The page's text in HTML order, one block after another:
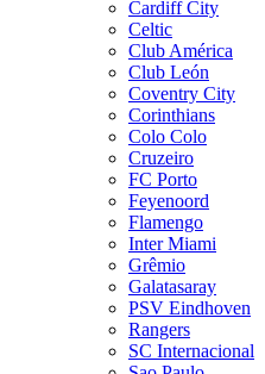
Cardiff City
Celtic
Club América
Club León
Coventry City
Corinthians
Colo Colo
Cruzeiro
FC Porto
Feyenoord
Flamengo
Inter Miami
Grêmio
Galatasaray
PSV Eindhoven
Rangers
SC Internacional